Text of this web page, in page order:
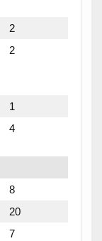
2
2
1
4
8
20
7